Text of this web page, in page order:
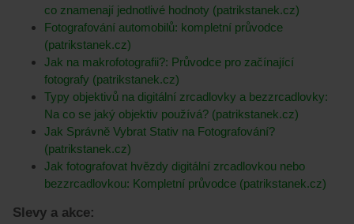
co znamenají jednotlivé hodnoty (patrikstanek.cz)
Fotografování automobilů: kompletní průvodce
(patrikstanek.cz)
Jak na makrofotografii?: Průvodce pro začínající
fotografy (patrikstanek.cz)
Typy objektivů na digitální zrcadlovky a bezzrcadlovky:
Na co se jaký objektiv používá? (patrikstanek.cz)
Jak Správně Vybrat Stativ na Fotografování?
(patrikstanek.cz)
Jak fotografovat hvězdy digitální zrcadlovkou nebo
bezzrcadlovkou: Kompletní průvodce (patrikstanek.cz)
Slevy a akce: